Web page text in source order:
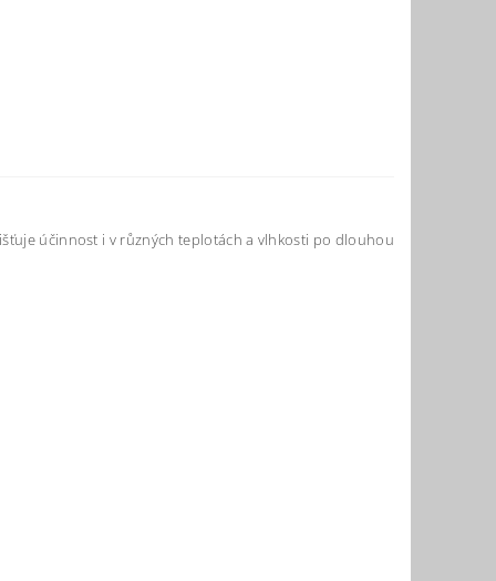
účinnost i v různých teplotách a vlhkosti po dlouhou